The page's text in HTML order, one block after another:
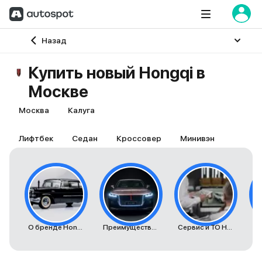
Назад
Главная
Купить новый Hongqi в
Москве
Москва Калуга
Лифтбек Седан Кроссовер Минивэн
О бренде Hongqi Преимущества автомобилей Hongqi Сервис и ТО Hongqi